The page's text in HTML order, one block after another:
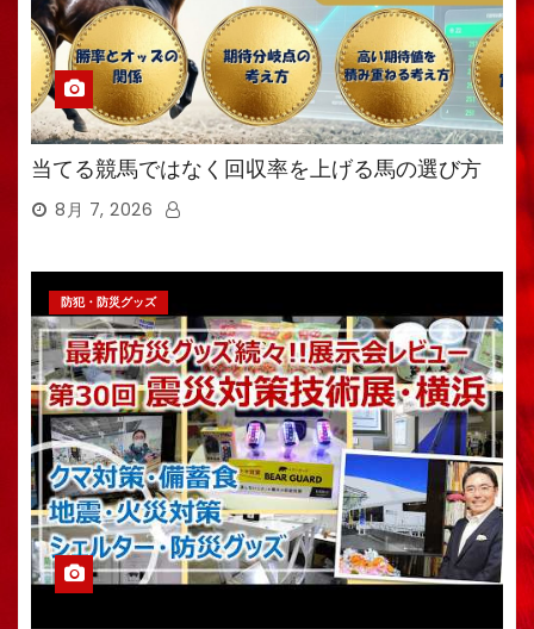
当てる競馬ではなく回収率を上げる馬の選び方
8月 7, 2026
防犯・防災グッズ